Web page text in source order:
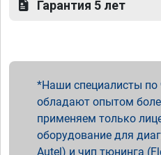
Гарантия 5 лет
Наши специалисты по
обладают опытом
применяем только
оборудование для
Autel) и чип тюнинга